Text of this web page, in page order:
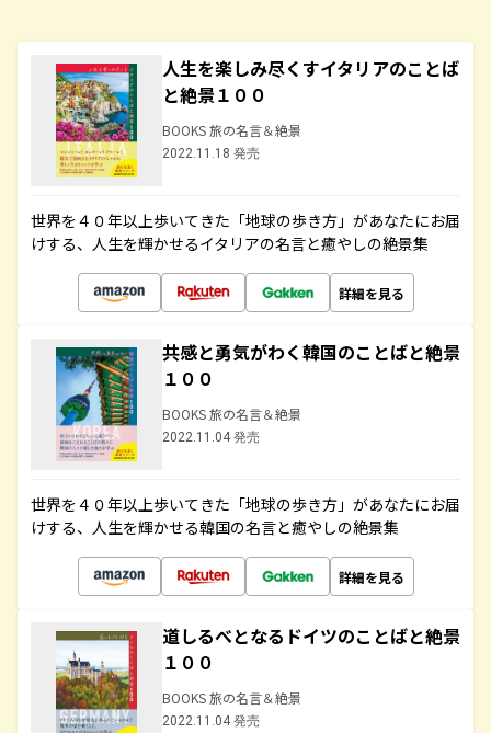
人生を楽しみ尽くすイタリアのことば
と絶景１００
BOOKS 旅の名言＆絶景
2022.11.18 発売
世界を４０年以上歩いてきた「地球の歩き方」があなたにお届
けする、人生を輝かせるイタリアの名言と癒やしの絶景集
詳細を見る
共感と勇気がわく韓国のことばと絶景
１００
BOOKS 旅の名言＆絶景
2022.11.04 発売
世界を４０年以上歩いてきた「地球の歩き方」があなたにお届
けする、人生を輝かせる韓国の名言と癒やしの絶景集
詳細を見る
道しるべとなるドイツのことばと絶景
１００
BOOKS 旅の名言＆絶景
2022.11.04 発売